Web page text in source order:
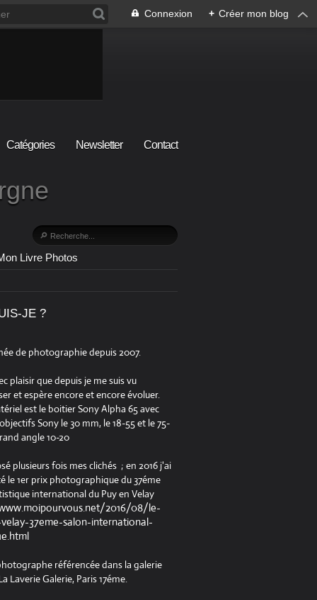
Connexion + Créer mon blog
Catégories Newsletter Contact
Livre Photos
JE ?
de photographie depuis 2007.
plaisir que depuis je me suis vu
et espère encore et encore évoluer.
est le boitier Sony Alpha 65 avec
Sony le 30 mm, le 18-55 et le 75-
angle 10-20
plusieurs fois mes clichés ; en 2016 j'ai
le 1er prix photographique du 37éme
international du Puy en Velay
2016/08/le-
37eme-salon-international-
référencée dans la galerie
Laverie Galerie, Paris 17éme.